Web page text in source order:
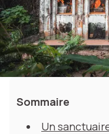
Sommaire
Un